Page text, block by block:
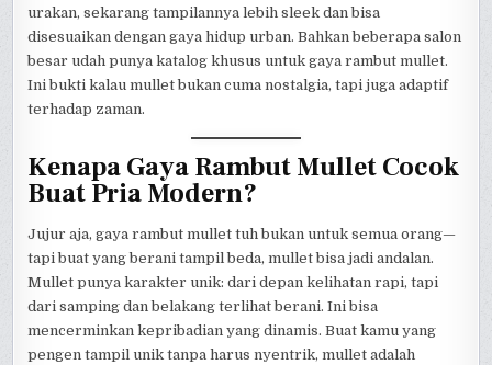
urakan, sekarang tampilannya lebih sleek dan bisa
disesuaikan dengan gaya hidup urban. Bahkan beberapa salon
besar udah punya katalog khusus untuk gaya rambut mullet.
Ini bukti kalau mullet bukan cuma nostalgia, tapi juga adaptif
terhadap zaman.
Kenapa Gaya Rambut Mullet Cocok
Buat Pria Modern?
Jujur aja, gaya rambut mullet tuh bukan untuk semua orang—
tapi buat yang berani tampil beda, mullet bisa jadi andalan.
Mullet punya karakter unik: dari depan kelihatan rapi, tapi
dari samping dan belakang terlihat berani. Ini bisa
mencerminkan kepribadian yang dinamis. Buat kamu yang
pengen tampil unik tanpa harus nyentrik, mullet adalah